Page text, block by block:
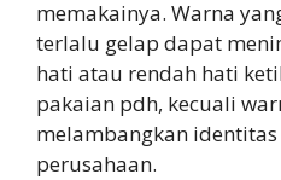
memakainya. Warna
terlalu gelap dapat
hati atau rendah hati
pakaian pdh, kecuali
melambangkan
perusahaan.